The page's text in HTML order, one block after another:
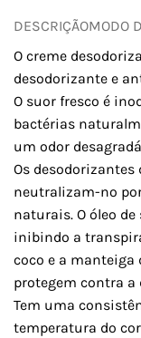
DESCRIÇÃOMODO
O creme
desodorizante e
O suor fresco é
bactérias
um odor
Os
neutralizam-no
naturais. O óleo
inibindo a
coco e a manteiga
protegem contra a
Tem uma
temperatura do